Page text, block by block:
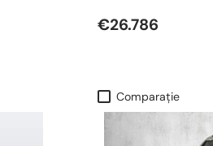
€26.786
Comparaţie